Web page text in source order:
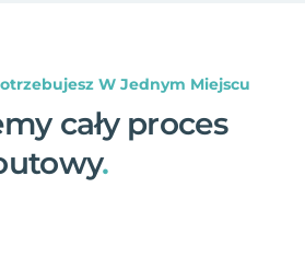
W Jednym Miejscu
cały proces
.